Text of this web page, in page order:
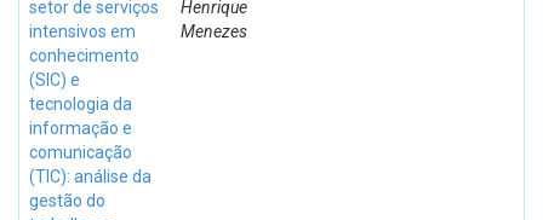
setor de serviços
intensivos em
conhecimento
(SIC) e
tecnologia da
informação e
comunicação
(TIC): análise da
gestão do
Henrique
Menezes